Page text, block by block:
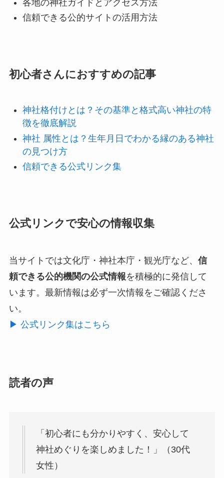
各地の神社ガイドとアクセス方法
信頼できる公的サイトの活用方法
初心者さんにおすすめの記事
神社格付けとは？その基準と格式高い神社の特
徴を徹底解説
神社 属性とは？生年月日でわかる縁のある神社
の見つけ方
信頼できる公式リンク集
公式リンクで安心の情報収集
当サイトでは文化庁・神社本庁・観光庁など、 信
頼できる公的機関の公式情報を積極的に発信して
います。最新情報は必ず一次情報をご確認くださ
い。
▶ 公式リンク集はこちら
読者の声
「初心者にも分かりやすく、安心して
神社めぐりを楽しめました！」（30代
女性）